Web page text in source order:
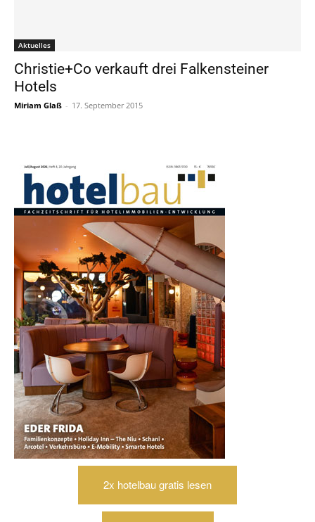
Aktuelles
Christie+Co verkauft drei Falkensteiner
Hotels
Miriam Glaß - 17. September 2015
2x hotelbau gratis lesen